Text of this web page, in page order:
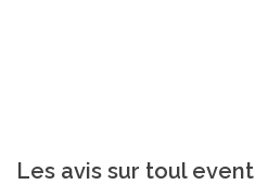
Les avis sur toul event